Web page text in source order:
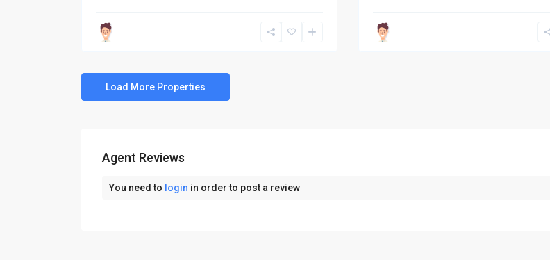
Agent Reviews
You need to login in order to post a review